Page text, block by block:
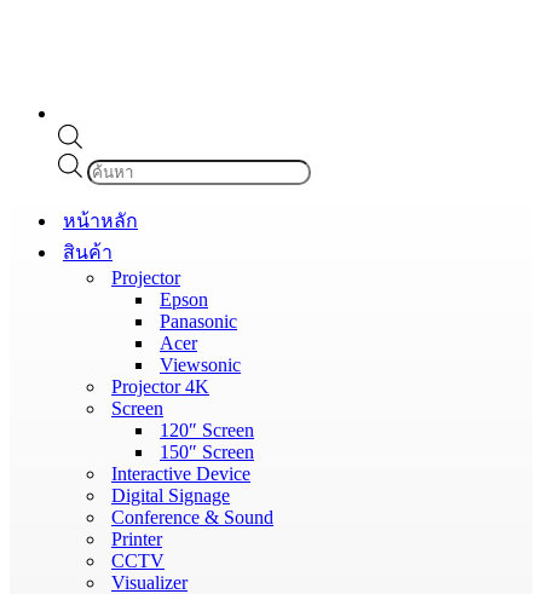
Products
search
หน้าหลัก
สินค้า
Projector
Epson
Panasonic
Acer
Viewsonic
Projector 4K
Screen
120″ Screen
150″ Screen
Interactive Device
Digital Signage
Conference & Sound
Printer
CCTV
Visualizer